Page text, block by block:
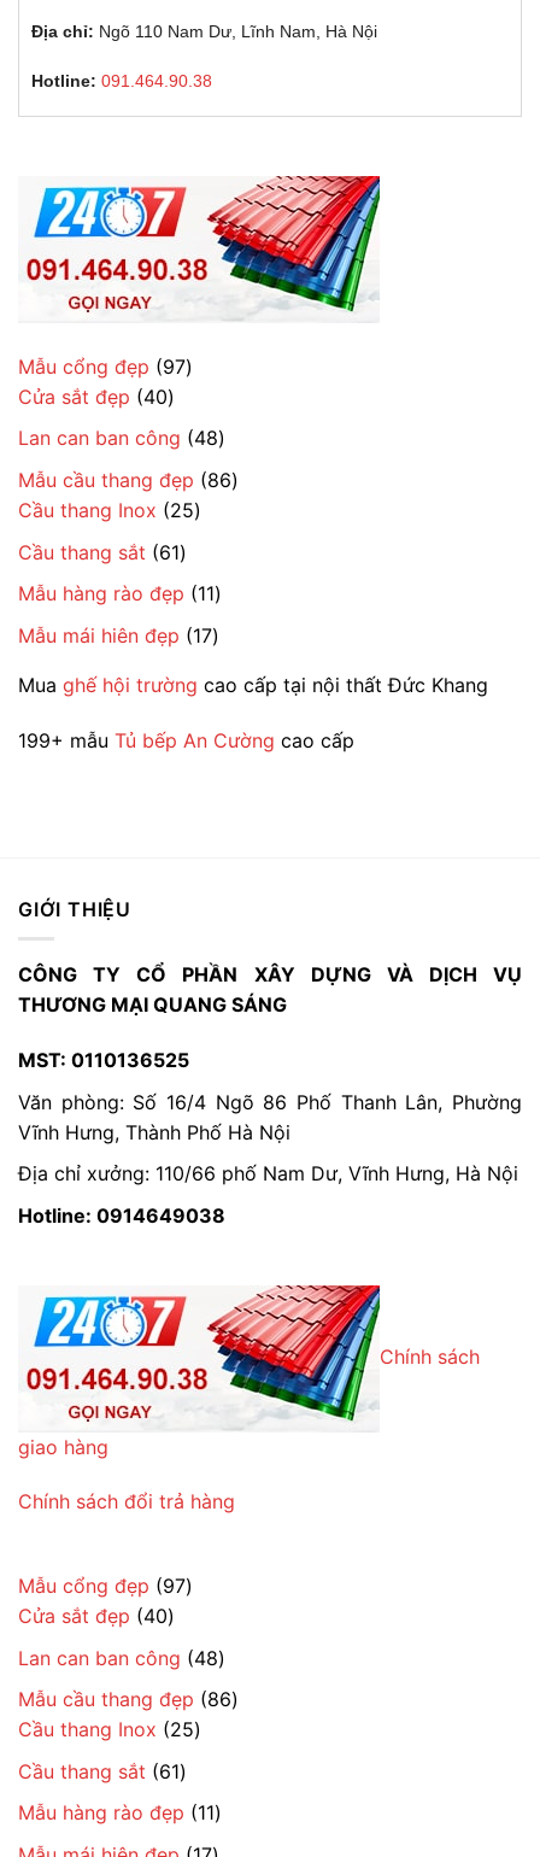
Địa chỉ: Ngõ 110 Nam Dư, Lĩnh Nam, Hà Nội
Hotline: 091.464.90.38
Mẫu cổng đẹp 9797
phẩm
Cửa sắt đẹp 4040
sản
phẩm
Lan can ban công 4848
sản
phẩm
Mẫu cầu thang đẹp 8686
Cầu thang Inox 2525
Cầu thang sắt 6161
sản
phẩm
Mẫu hàng rào đẹp 1111
sản
phẩm
Mẫu mái hiên đẹp 1717
phẩm
Mua ghế hội trường cao cấp tại nội thất Đức Khang
199+ mẫu Tủ bếp An Cường cao cấp
GIỚI THIỆU
CÔNG TY CỔ PHẦN XÂY DỰNG VÀ DỊCH VỤ
THƯƠNG MẠI QUANG SÁNG
MST: 0110136525
Văn phòng: Số 16/4 Ngõ 86 Phố Thanh Lân, Phường
Vĩnh Hưng, Thành Phố Hà Nội
Địa chỉ xưởng: 110/66 phố Nam Dư, Vĩnh Hưng, Hà Nội
Hotline: 0914649038
Chính sách
giao hàng
Chính sách đổi trả hàng
Mẫu cổng đẹp 9797
phẩm
Cửa sắt đẹp 4040
sản
phẩm
Lan can ban công 4848
sản
phẩm
Mẫu cầu thang đẹp 8686
Cầu thang Inox 2525
Cầu thang sắt 6161
sản
phẩm
Mẫu hàng rào đẹp 1111
sản